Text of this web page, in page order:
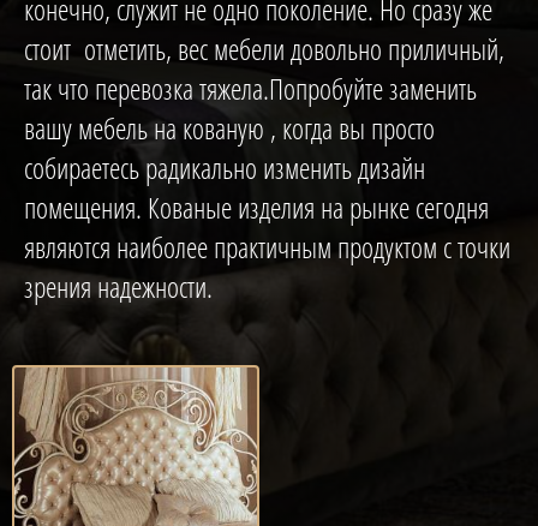
конечно, служит не одно поколение. Но сразу же
стоит отметить, вес мебели довольно приличный,
так что перевозка тяжела.Попробуйте заменить
вашу мебель на кованую , когда вы просто
собираетесь радикально изменить дизайн
помещения. Кованые изделия на рынке сегодня
являются наиболее практичным продуктом с точки
зрения надежности.